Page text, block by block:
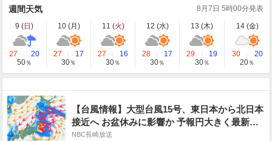
週間天気 8月7日 5時00分発表
9 (日 ) 10 (月 ) 11 (火) 12 (水) 13 (木) 14 (金)
27
20
50％
27
17
30％
27
16
30％
28
17
30％
29
19
30％
30
20
20％
【台風情報】大型台風15号、東日本から北日本
接近へ お盆休みに影響か 予報円大きく最新情
報に注意【7日午前6時現在】
NBC長崎放送